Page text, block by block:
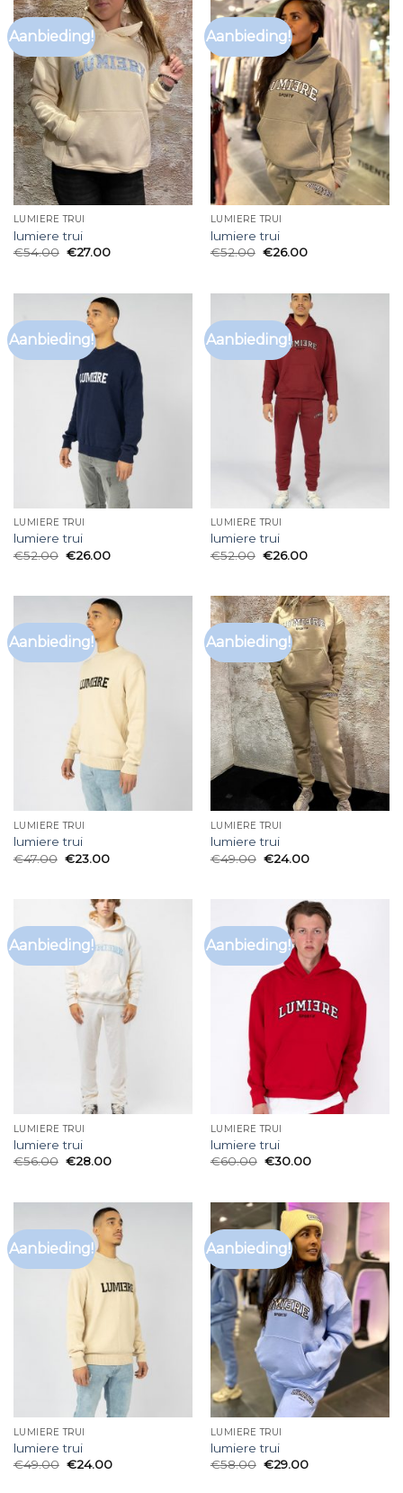
Aanbieding!
LUMIERE TRUI
lumiere trui
€54.00 €27.00
Aanbieding!
LUMIERE TRUI
lumiere trui
€52.00 €26.00
Aanbieding!
LUMIERE TRUI
lumiere trui
€52.00 €26.00
Aanbieding!
LUMIERE TRUI
lumiere trui
€52.00 €26.00
Aanbieding!
LUMIERE TRUI
lumiere trui
€47.00 €23.00
Aanbieding!
LUMIERE TRUI
lumiere trui
€49.00 €24.00
Aanbieding!
LUMIERE TRUI
lumiere trui
€56.00 €28.00
Aanbieding!
LUMIERE TRUI
lumiere trui
€60.00 €30.00
Aanbieding!
LUMIERE TRUI
lumiere trui
€49.00 €24.00
Aanbieding!
LUMIERE TRUI
lumiere trui
€58.00 €29.00